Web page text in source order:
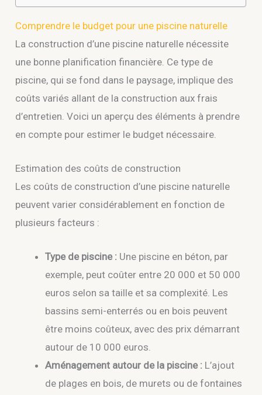
Comprendre le budget pour une piscine naturelle
La construction d’une piscine naturelle nécessite
une bonne planification financière. Ce type de
piscine, qui se fond dans le paysage, implique des
coûts variés allant de la construction aux frais
d’entretien. Voici un aperçu des éléments à prendre
en compte pour estimer le budget nécessaire.
Estimation des coûts de construction
Les coûts de construction d’une piscine naturelle
peuvent varier considérablement en fonction de
plusieurs facteurs :
Type de piscine : Une piscine en béton, par
exemple, peut coûter entre 20 000 et 50 000
euros selon sa taille et sa complexité. Les
bassins semi-enterrés ou en bois peuvent
être moins coûteux, avec des prix démarrant
autour de 10 000 euros.
Aménagement autour de la piscine : L’ajout
de plages en bois, de murets ou de fontaines